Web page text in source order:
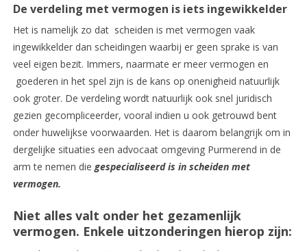
De verdeling met vermogen is iets ingewikkelder
Het is namelijk zo dat scheiden is met vermogen vaak
ingewikkelder dan scheidingen waarbij er geen sprake is van
veel eigen bezit. Immers, naarmate er meer vermogen en
goederen in het spel zijn is de kans op onenigheid natuurlijk
ook groter. De verdeling wordt natuurlijk ook snel juridisch
gezien gecompliceerder, vooral indien u ook getrouwd bent
onder huwelijkse voorwaarden. Het is daarom belangrijk om in
dergelijke situaties een advocaat omgeving Purmerend in de
arm te nemen die gespecialiseerd is in scheiden met
vermogen.
Niet alles valt onder het gezamenlijk
vermogen. Enkele uitzonderingen hierop zijn: